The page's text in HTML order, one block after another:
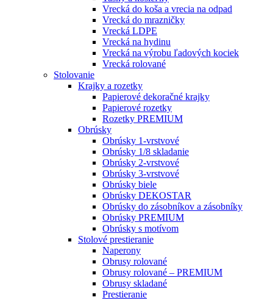
Vrecká do koša a vrecia na odpad
Vrecká do mrazničky
Vrecká LDPE
Vrecká na hydinu
Vrecká na výrobu ľadových kociek
Vrecká rolované
Stolovanie
Krajky a rozetky
Papierové dekoračné krajky
Papierové rozetky
Rozetky PREMIUM
Obrúsky
Obrúsky 1-vrstvové
Obrúsky 1/8 skladanie
Obrúsky 2-vrstvové
Obrúsky 3-vrstvové
Obrúsky biele
Obrúsky DEKOSTAR
Obrúsky do zásobníkov a zásobníky
Obrúsky PREMIUM
Obrúsky s motívom
Stolové prestieranie
Naperony
Obrusy rolované
Obrusy rolované – PREMIUM
Obrusy skladané
Prestieranie